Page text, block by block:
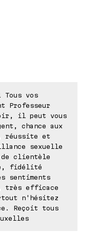
Tous vos
Professeur
il peut vous
chance aux
réussite et
sexuelle
clientèle
fidélité
sentiments
très efficace
n'hésitez
Reçoit tous